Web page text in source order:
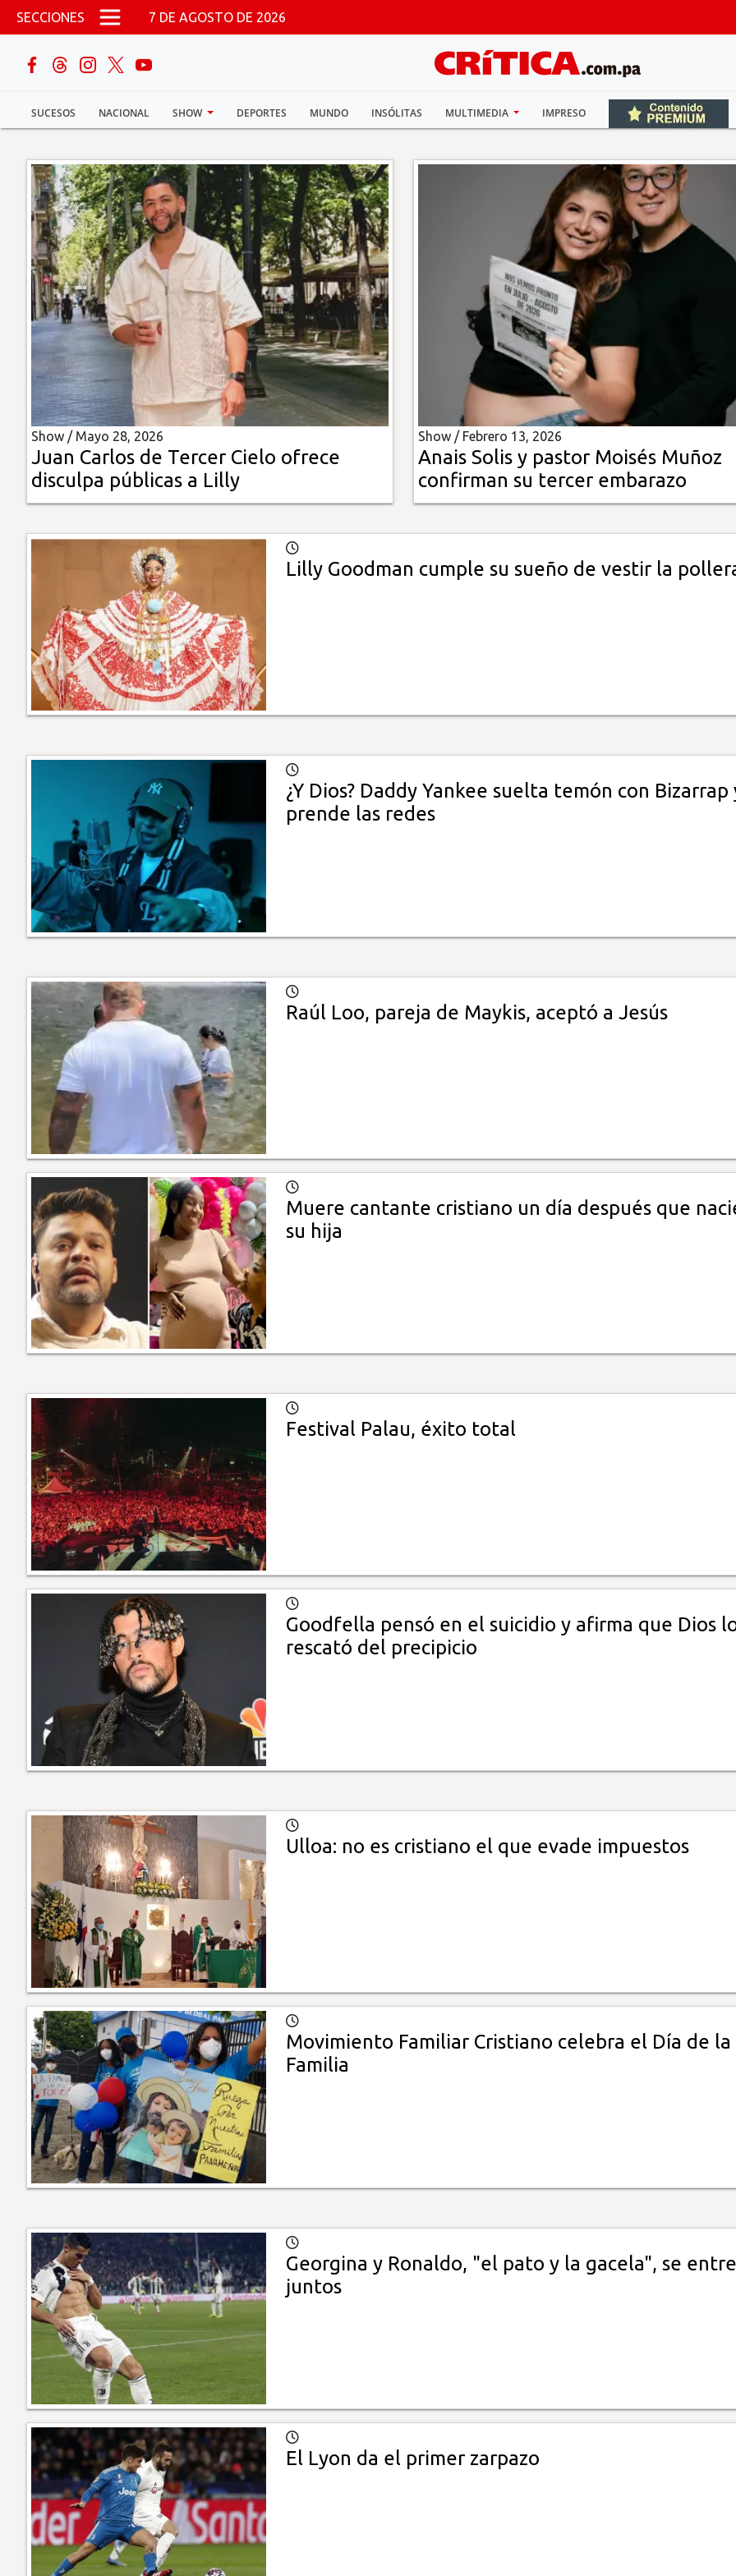
Pasar al contenido principal
SECCIONES 7 DE AGOSTO DE 2026
SUCESOS NACIONAL SHOW DEPORTES MUNDO INSÓLITAS MULTIMEDIA IMPRESO
buscar
Sucesos
Nacional
Política
Show
Deportes
Mundo
Insólitas
Multimedia
Impreso
Show / Mayo 28, 2026
Juan Carlos de Tercer Cielo ofrece
disculpa públicas a Lilly
Show / Febrero 13, 2026
Anais Solis y pastor Moisés Muñoz
confirman su tercer embarazo
Lilly Goodman cumple su sueño de vestir la
¿Y Dios? Daddy Yankee suelta temón con Bizarrap
prende las redes
Raúl Loo, pareja de Maykis, aceptó a Jesús
Muere cantante cristiano un día después que
su hija
Festival Palau, éxito total
Goodfella pensó en el suicidio y afirma que Dios
rescató del precipicio
Ulloa: no es cristiano el que evade impuestos
Movimiento Familiar Cristiano celebra el Día de la
Familia
Georgina y Ronaldo, "el pato y la gacela", se
juntos
El Lyon da el primer zarpazo